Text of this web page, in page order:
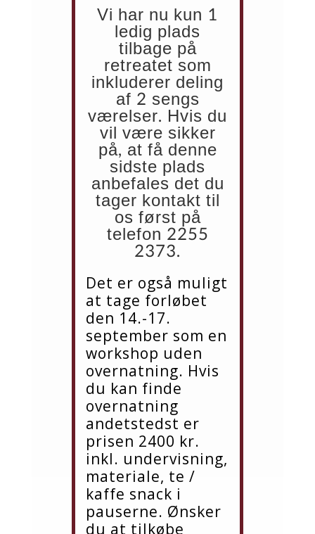
Vi har nu kun 1
ledig plads
tilbage på
retreatet som
inkluderer deling
af 2 sengs
værelser. Hvis du
vil være sikker
på, at få denne
sidste plads
anbefales det du
tager kontakt til
os først på
telefon 2255
2373.
Det er også muligt
at tage forløbet
den 14.-17.
september som en
workshop uden
overnatning. Hvis
du kan finde
overnatning
andetstedst er
prisen 2400 kr.
inkl. undervisning,
materiale, te /
kaffe snack i
pauserne. Ønsker
du at tilkøbe